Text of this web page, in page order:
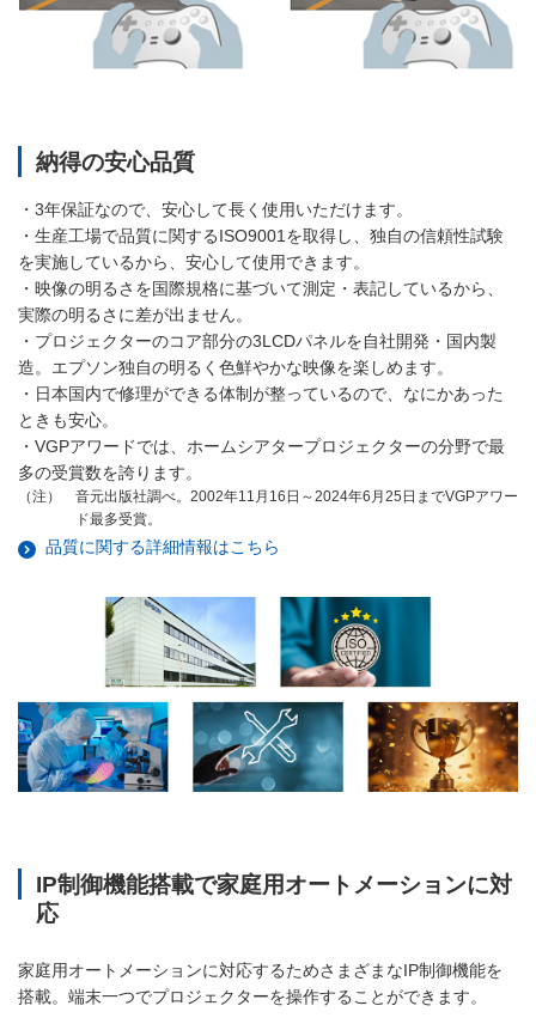
納得の安心品質
・3年保証なので、安心して長く使用いただけます。
・生産工場で品質に関するISO9001を取得し、独自の信頼性試験
を実施しているから、安心して使用できます。
・映像の明るさを国際規格に基づいて測定・表記しているから、
実際の明るさに差が出ません。
・プロジェクターのコア部分の3LCDパネルを自社開発・国内製
造。エプソン独自の明るく色鮮やかな映像を楽しめます。
・日本国内で修理ができる体制が整っているので、なにかあった
ときも安心。
・VGPアワードでは、ホームシアタープロジェクターの分野で最
多の受賞数を誇ります。
（注）
音元出版社調べ。2002年11月16日～2024年6月25日までVGPアワー
ド最多受賞。
品質に関する詳細情報はこちら
IP制御機能搭載で家庭用オートメーションに対
応
家庭用オートメーションに対応するためさまざまなIP制御機能を
搭載。端末一つでプロジェクターを操作することができます。